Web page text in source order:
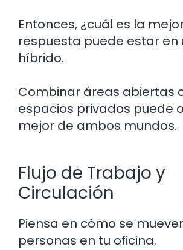
Entonces, ¿cuál es la
respuesta puede estar en
híbrido.
Combinar áreas abiertas
espacios privados puede
mejor de ambos mundos.
Flujo de Trabajo y
Circulación
Piensa en cómo se
personas en tu oficina.